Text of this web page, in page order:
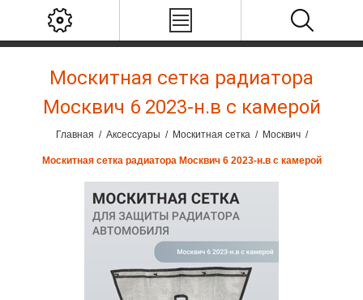
Москитная сетка радиатора
Москвич 6 2023-н.в с камерой
Главная / Аксессуары / Москитная сетка / Москвич /
Москитная сетка радиатора Москвич 6 2023-н.в с камерой